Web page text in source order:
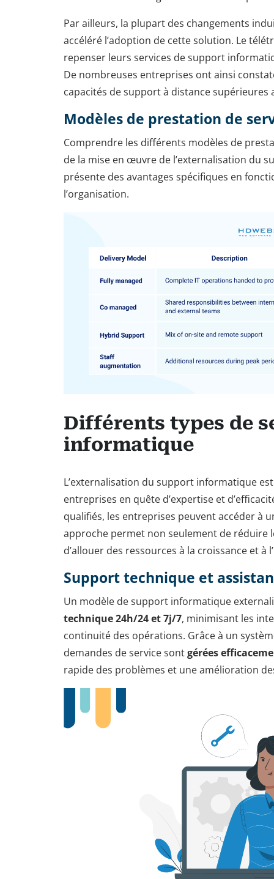
Par ailleurs, la plupart des changements
accéléré l’adoption de cette solution. Le
repenser leurs services de support
De nombreuses entreprises ont ainsi
capacités de support à distance
Modèles de prestation de
Comprendre les différents modèles de
de la mise en œuvre de l’externalisation du
présente des avantages spécifiques en
l’organisation.
Différents types de
informatique
L’externalisation du support informatique
entreprises en quête d’expertise et
qualifiés, les entreprises peuvent accéder à
approche permet non seulement de réduire
d’allouer des ressources à la croissance et à
Support technique et
Un modèle de support informatique
technique 24h/24 et 7j/7, minimisant les
continuité des opérations. Grâce à un
demandes de service sontgérées
rapide des problèmes et une amélioration